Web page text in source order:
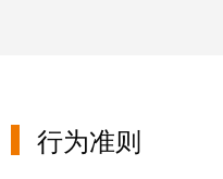
FieldPower®
电
览
动
行为准则